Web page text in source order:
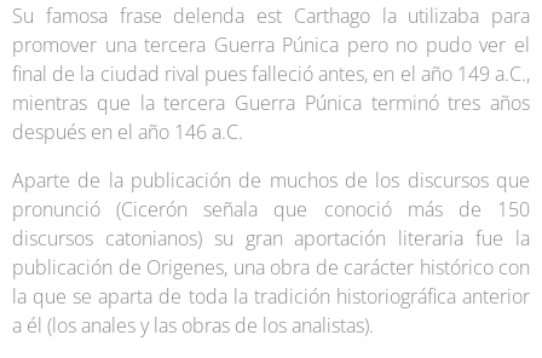
Su famosa frase delenda est Carthago la utilizaba para
promover una tercera Guerra Púnica pero no pudo ver el
final de la ciudad rival pues falleció antes, en el año 149 a.C.,
mientras que la tercera Guerra Púnica terminó tres años
después en el año 146 a.C.
Aparte de la publicación de muchos de los discursos que
pronunció (Cicerón señala que conoció más de 150
discursos catonianos) su gran aportación literaria fue la
publicación de Origenes, una obra de carácter histórico con
la que se aparta de toda la tradición historiográfica anterior
a él (los anales y las obras de los analistas).